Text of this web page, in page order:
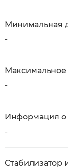
Минимальная
-
Максимальное
-
Информация о
-
Стабилизатор